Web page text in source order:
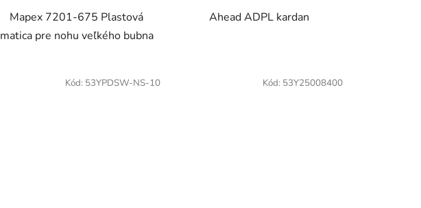
Mapex 7201-675 Plastová
matica pre nohu veľkého bubna
Ahead ADPL kardan
Kód: 53YPDSW-NS-10 Kód: 53Y25008400